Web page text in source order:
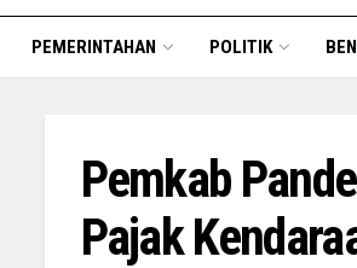
PEMERINTAHAN POLITIK
Pemkab
Pajak